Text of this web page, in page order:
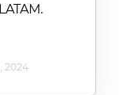
2024